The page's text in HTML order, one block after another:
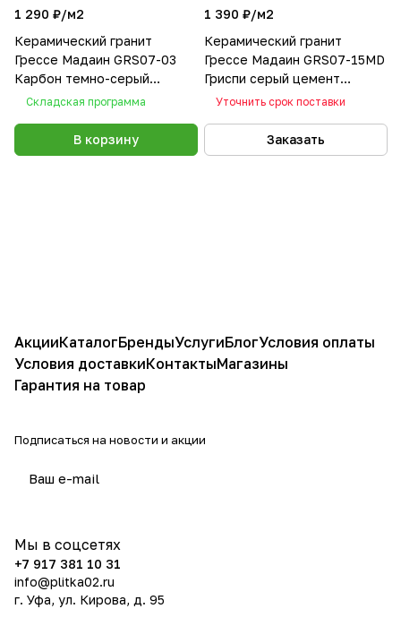
1 290 ₽/м2
Керамический гранит
Грессе Мадаин GRS07-03
Карбон темно-серый
600x600x10
Складская программа
В корзину
1 390 ₽/м2
Керамический гранит
Грессе Мадаин GRS07-15MD
Гриспи серый цемент
600x600x10
Уточнить срок поставки
Заказать
АкцииКаталогБрендыУслугиБлогУсловия оплаты
Условия доставкиКонтактыМагазины
Гарантия на товар
Подписаться на новости и акции
Мы в соцсетях
+7 917 381 10 31
info@plitka02.ru
г. Уфа, ул. Кирова, д. 95